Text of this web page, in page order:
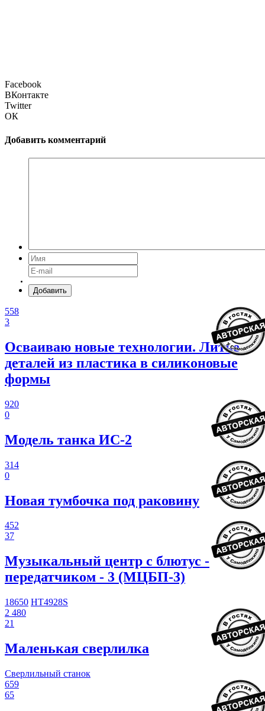
Facebook
ВКонтакте
Twitter
ОК
Добавить комментарий
Добавить
558
3
Осваиваю новые технологии. Литье
деталей из пластика в силиконовые
формы
920
0
Модель танка ИС-2
314
0
Новая тумбочка под раковину
452
37
Музыкальный центр с блютус -
передатчиком - 3 (МЦБП-3)
18650 HT4928S
2 480
21
Маленькая сверлилка
Сверлильный станок
659
65